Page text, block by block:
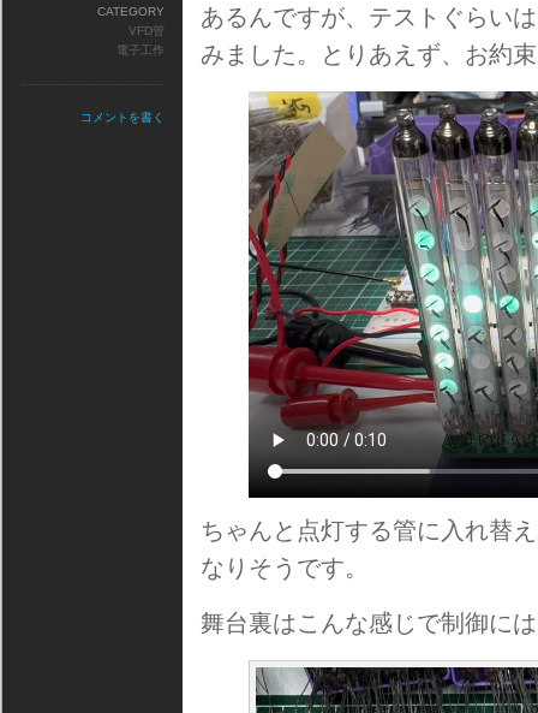
あるんですが、テストぐらい
みました。とりあえず、お約
ちゃんと点灯する管に入れ替
なりそうです。
舞台裏はこんな感じで制御に
CATEGORY
VFD管
電子工作
コメントを書く